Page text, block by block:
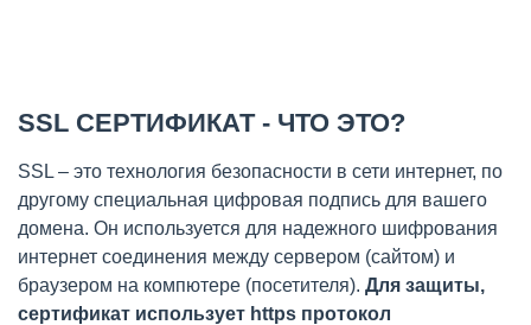
SSL СЕРТИФИКАТ - ЧТО ЭТО?
SSL – это технология безопасности в сети интернет, по
другому специальная цифровая подпись для вашего
домена. Он используется для надежного шифрования
интернет соединения между сервером (сайтом) и
браузером на компютере (посетителя). Для защиты,
сертификат использует https протокол